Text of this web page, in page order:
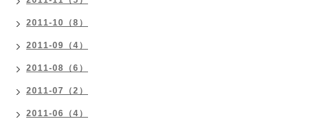
2011-10（8）
2011-09（4）
2011-08（6）
2011-07（2）
2011-06（4）